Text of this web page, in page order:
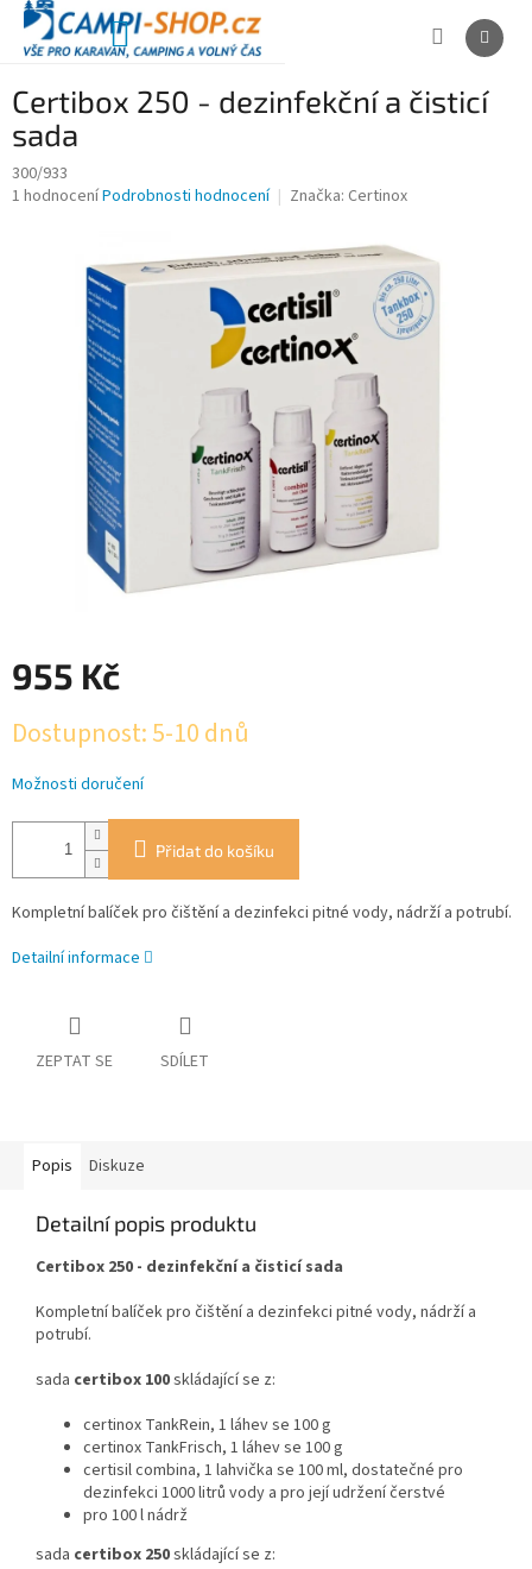
Přejít
obsah
NÁKUPNÍ
Certibox 250 - dezinfekční a čisticí
sada
300/933
Průměrné
1 hodnoceníPodrobnosti hodnocení Značka: Certinox
955 Kč
cena:
Dostupnost: 5-10 dnů
Možnosti doručení
Přidat do košíku
Kompletní balíček pro čištění a dezinfekci pitné vody, nádrží a potrubí.
Detailní informace
ZEPTAT SE SDÍLET
Popis Diskuze
Detailní popis produktu
Certibox 250 - dezinfekční a čisticí sada
Kompletní balíček pro čištění a dezinfekci pitné vody, nádrží a
potrubí.
sada certibox 100skládající se z:
certinox TankRein, 1 láhev se 100 g
certinox TankFrisch, 1 láhev se 100 g
certisil combina, 1 lahvička se 100 ml, dostatečné pro
dezinfekci 1000 litrů vody a pro její udržení čerstvé
pro 100 l nádrž
sada certibox 250skládající se z: